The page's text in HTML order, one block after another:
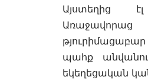
Այստեղից
պահք
եկեղեցական